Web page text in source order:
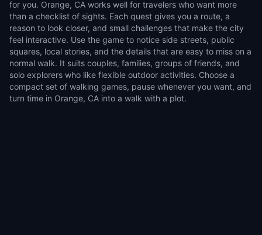
for you. Orange, CA works well for travelers who want more
than a checklist of sights. Each quest gives you a route, a
reason to look closer, and small challenges that make the city
feel interactive. Use the game to notice side streets, public
squares, local stories, and the details that are easy to miss on a
normal walk. It suits couples, families, groups of friends, and
solo explorers who like flexible outdoor activities. Choose a
compact set of walking games, pause whenever you want, and
turn time in Orange, CA into a walk with a plot.